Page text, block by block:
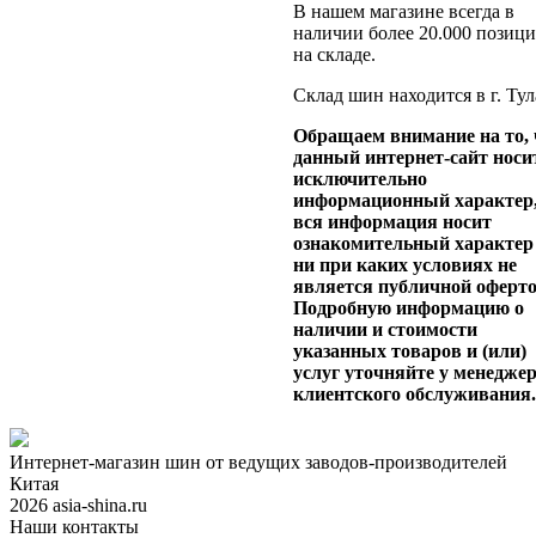
В нашем магазине всегда в
наличии более 20.000
на складе.
Склад шин находится в г.
Обращаем внимание на то,
данный интернет-сайт
исключительно
информационный
вся информация носит
ознакомительный
ни при каких условиях не
является публичной
Подробную информацию о
наличии и стоимости
указанных товаров и (или)
услуг уточняйте у
клиентского
Интернет-магазин шин от ведущих заводов-производителей
Китая
2026 asia-shina.ru
Наши контакты